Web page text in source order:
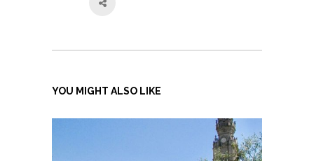
YOU MIGHT ALSO LIKE